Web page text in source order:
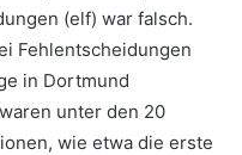
(elf) war falsch.
Fehlentscheidungen
in Dortmund
unter den 20
wie etwa die erste